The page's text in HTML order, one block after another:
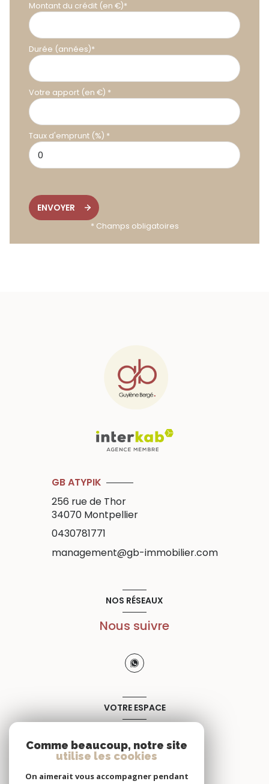
Montant du crédit (en €)*
Durée (années)*
Votre apport (en €) *
Taux d'emprunt (%) *
ENVOYER
* Champs obligatoires
GB ATYPIK
256 rue de Thor
34070 Montpellier
0430781771
management@gb-immobilier.com
NOS RÉSEAUX
Nous suivre
VOTRE ESPACE
SE CONNECTER
Comme beaucoup, notre site
utilise les cookies
On aimerait vous accompagner pendant